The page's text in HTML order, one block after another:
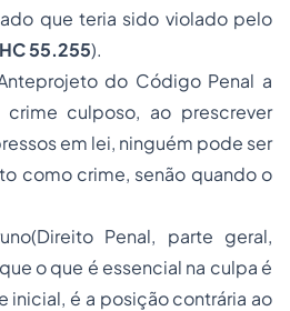
que teria sido violado pelo
55.255).
do Código Penal a
culposo, ao prescrever
em lei, ninguém pode ser
como crime, senão quando o
Penal, parte geral,
o que é essencial na culpa é
inicial, é a posição contrária ao